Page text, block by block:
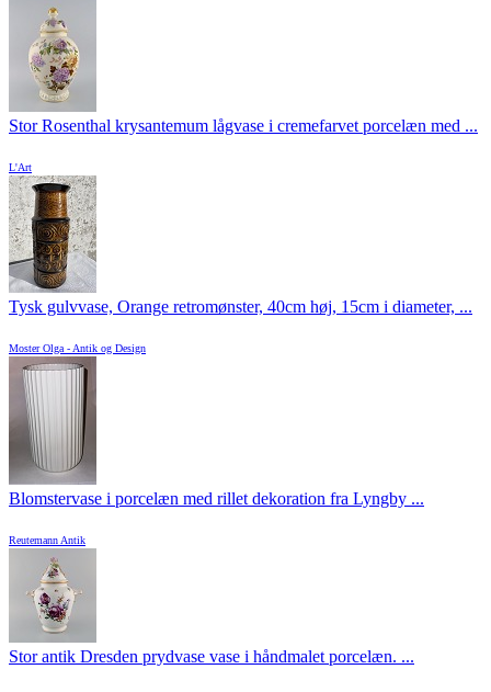
Stor Rosenthal krysantemum lågvase i cremefarvet porcelæn med ...
L'Art
Tysk gulvvase, Orange retromønster, 40cm høj, 15cm i diameter, ...
Moster Olga - Antik og Design
Blomstervase i porcelæn med rillet dekoration fra Lyngby ...
Reutemann Antik
Stor antik Dresden prydvase vase i håndmalet porcelæn. ...